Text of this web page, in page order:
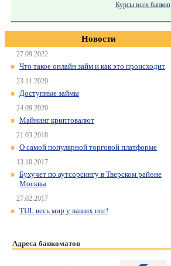
Курсы всех банков
Новости
27.09.2022
Что такое онлайн займ и как это происходит
23.11.2020
Доступные займы
24.09.2020
Майнинг криптовалют
21.03.2018
О самой популярной торговой платформе
13.10.2017
Бухучет по аутсорсингу в Тверском районе
Москвы
27.02.2017
TUI: весь мир у ваших ног!
Адреса банкоматов